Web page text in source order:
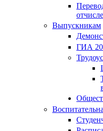
Выпускникам
ГИА